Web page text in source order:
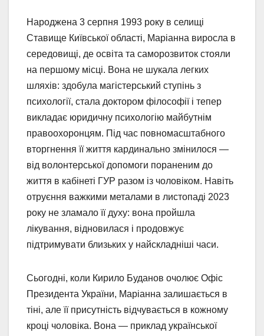
Народжена 3 серпня 1993 року в селищі
Ставище Київської області, Маріанна виросла в
середовищі, де освіта та саморозвиток стояли
на першому місці. Вона не шукала легких
шляхів: здобула магістерський ступінь з
психології, стала доктором філософії і тепер
викладає юридичну психологію майбутнім
правоохоронцям. Під час повномасштабного
вторгнення її життя кардинально змінилося —
від волонтерської допомоги пораненим до
життя в кабінеті ГУР разом із чоловіком. Навіть
отруєння важкими металами в листопаді 2023
року не зламало її духу: вона пройшла
лікування, відновилася і продовжує
підтримувати близьких у найскладніші часи.
Сьогодні, коли Кирило Буданов очолює Офіс
Президента України, Маріанна залишається в
тіні, але її присутність відчувається в кожному
кроці чоловіка. Вона — приклад української